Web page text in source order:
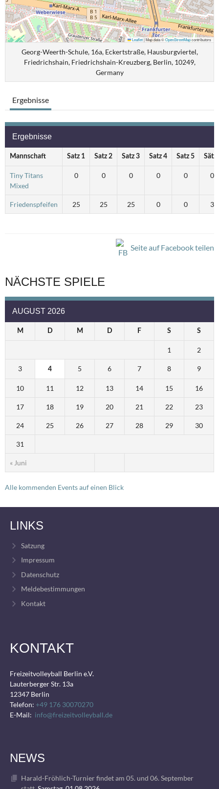
Leaflet|Map data ©OpenStreetMapcontributors
Georg-Weerth-Schule, 16a, Eckertstraße, Hausburgviertel,
Friedrichshain, Friedrichshain-Kreuzberg, Berlin, 10249,
Germany
Ergebnisse
Ergebnisse
Mannschaft Satz 1 Satz 2 Satz 3 Satz 4 Satz 5
Tiny Titans
Mixed
0 0 0 0 0 0
Friedenspfeifen 25 25 25 0 0 3
Seite auf Facebook teilen
NÄCHSTE SPIELE
AUGUST 2026
M D M D F S S
« Juni
1 2
3 4 5 6 7 8 9
10 11 12 13 14 15 16
17 18 19 20 21 22 23
24 25 26 27 28 29 30
31
Alle kommenden Events auf einen Blick
LINKS
Satzung
Impressum
Datenschutz
Meldebestimmungen
Kontakt
KONTAKT
Freizeitvolleyball Berlin e.V.
Lauterberger Str. 13a
12347 Berlin
Telefon: +49 176 30070270
E-Mail: info@freizeitvolleyball.de
NEWS
Harald-Fröhlich-Turnier findet am 05. und 06. September